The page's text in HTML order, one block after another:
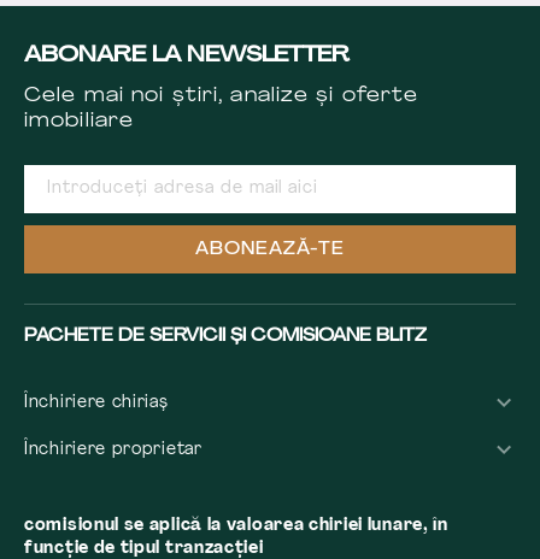
ABONARE LA NEWSLETTER
Cele mai noi știri, analize și oferte
imobiliare
ABONEAZĂ-TE
PACHETE DE SERVICII ȘI COMISIOANE BLITZ
Închiriere chiriaș
Închiriere proprietar
comisionul se aplică la valoarea chiriei lunare, în
funcție de tipul tranzacției